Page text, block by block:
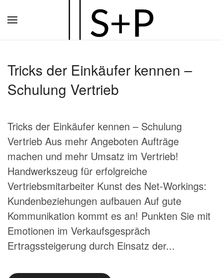
Hauptinhalt
Tricks der Einkäufer kennen –
Schulung Vertrieb
Tricks der Einkäufer kennen – Schulung
Vertrieb Aus mehr Angeboten Aufträge
machen und mehr Umsatz im Vertrieb!
Handwerkszeug für erfolgreiche
Vertriebsmitarbeiter Kunst des Net-Workings:
Kundenbeziehungen aufbauen Auf gute
Kommunikation kommt es an! Punkten Sie mit
Emotionen im Verkaufsgespräch
Ertragssteigerung durch Einsatz der...